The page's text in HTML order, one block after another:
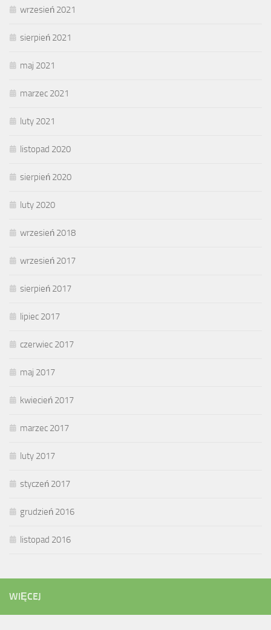
wrzesień 2021
sierpień 2021
maj 2021
marzec 2021
luty 2021
listopad 2020
sierpień 2020
luty 2020
wrzesień 2018
wrzesień 2017
sierpień 2017
lipiec 2017
czerwiec 2017
maj 2017
kwiecień 2017
marzec 2017
luty 2017
styczeń 2017
grudzień 2016
listopad 2016
WIĘCEJ